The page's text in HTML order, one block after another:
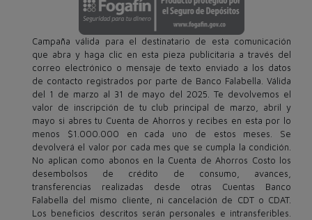
Campaña válida para el destinatario de esta comunicación
que abra y haga clic en esta pieza publicitaria a través del
correo electrónico o mensaje de texto enviado a los datos
de contacto registrados por parte de Banco Falabella. Válida
del 1 de marzo al 31 de mayo del 2025. Te devolvemos el
valor de inscripción de tu club principal de marzo, abril y
mayo si abres tu Cuenta de Ahorros y recibes en esta por lo
menos $1.000.000 en cada uno de estos meses. Se
devolverá el valor por cada mes que se cumpla la condición.
No aplican como abonos en la Cuenta de Ahorros Costo los
desembolsos de crédito de consumo, avances,
transferencias realizadas desde otras Cuentas Banco
Falabella del mismo cliente, ni cancelación de CDT o CDAT.
Los beneficios descritos serán personales e intransferibles.